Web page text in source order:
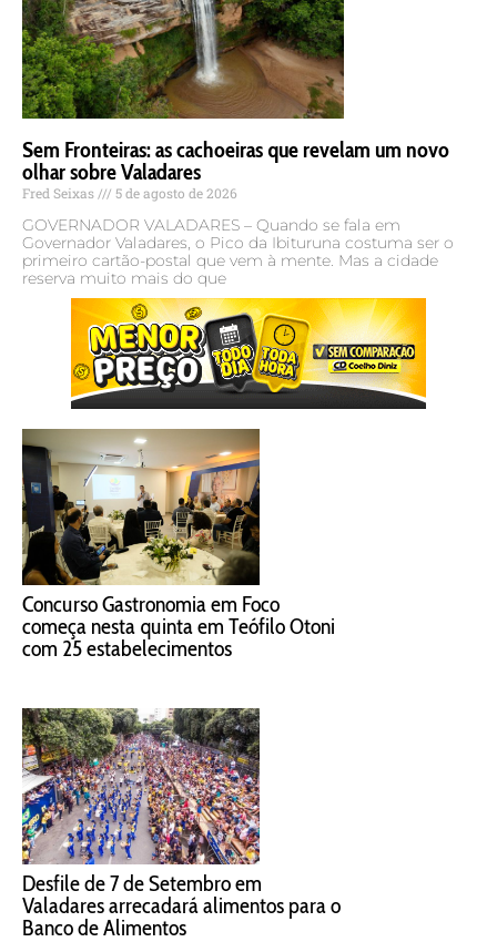
Sem Fronteiras: as cachoeiras que revelam um novo
olhar sobre Valadares
Fred Seixas 5 de agosto de 2026
GOVERNADOR VALADARES – Quando se fala em
Governador Valadares, o Pico da Ibituruna costuma ser o
primeiro cartão-postal que vem à mente. Mas a cidade
reserva muito mais do que
Concurso Gastronomia em Foco
começa nesta quinta em Teófilo Otoni
com 25 estabelecimentos
Desfile de 7 de Setembro em
Valadares arrecadará alimentos para o
Banco de Alimentos